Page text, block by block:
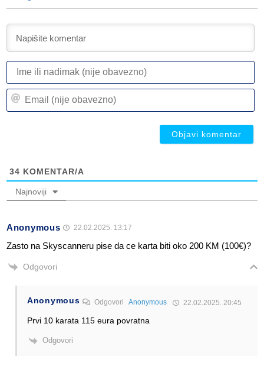
34 KOMENTAR/A
Najnoviji
Anonymous 22.02.2025. 13:17
Zasto na Skyscanneru pise da ce karta biti oko 200 KM (100€)?
Odgovori
Anonymous OdgovoriAnonymous 22.02.2025. 20:45
Prvi 10 karata 115 eura povratna
Odgovori